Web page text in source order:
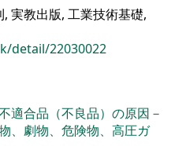
実教出版, 工業技術基礎,
detail/22030022
適合品（不良品）の原因－
、劇物、危険物、高圧ガ